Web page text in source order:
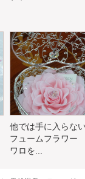
他では手に入らな
フュームフラワー
ワロを...